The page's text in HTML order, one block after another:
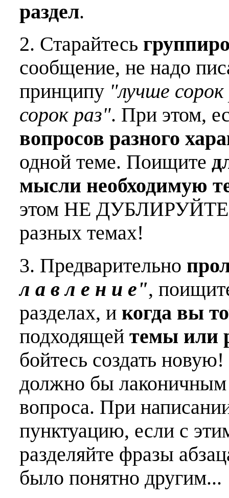
раздел.
2. Старайтесь
сообщение, не надо
принципу "лучше
сорок раз". При этом,
вопросов разного
одной теме. Поищите
мысли необходимую
этом НЕ ДУБЛИРУЙТЕ
разных темах!
3. Предварительно
л а в л е н и е",
разделах, и когда вы
подходящей темы или
бойтесь создать
должно бы лаконичным
вопроса. При
пунктуацию, если с
разделяйте фразы
было понятно другим...